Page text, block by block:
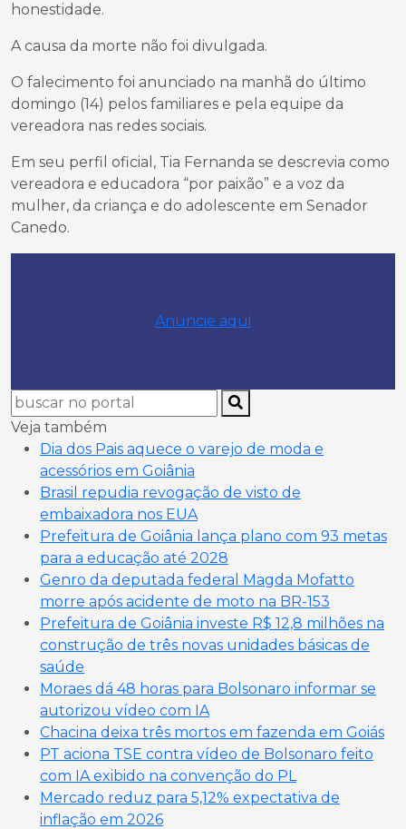
honestidade.
A causa da morte não foi divulgada.
O falecimento foi anunciado na manhã do último
domingo (14) pelos familiares e pela equipe da
vereadora nas redes sociais.
Em seu perfil oficial, Tia Fernanda se descrevia como
vereadora e educadora “por paixão” e a voz da
mulher, da criança e do adolescente em Senador
Canedo.
Anuncie aqui
Veja também
Dia dos Pais aquece o varejo de moda e
acessórios em Goiânia
Brasil repudia revogação de visto de
embaixadora nos EUA
Prefeitura de Goiânia lança plano com 93 metas
para a educação até 2028
Genro da deputada federal Magda Mofatto
morre após acidente de moto na BR-153
Prefeitura de Goiânia investe R$ 12,8 milhões na
construção de três novas unidades básicas de
saúde
Moraes dá 48 horas para Bolsonaro informar se
autorizou vídeo com IA
Chacina deixa três mortos em fazenda em Goiás
PT aciona TSE contra vídeo de Bolsonaro feito
com IA exibido na convenção do PL
Mercado reduz para 5,12% expectativa de
inflação em 2026